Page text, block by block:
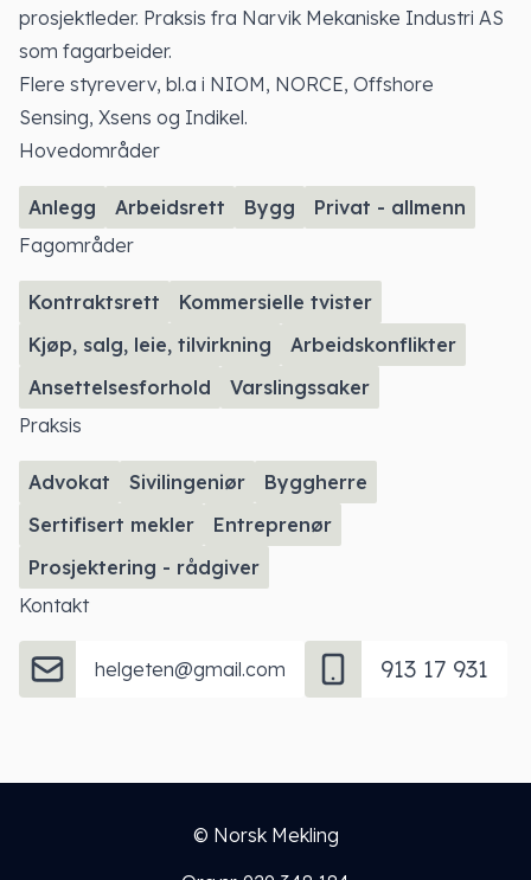
prosjektleder. Praksis fra Narvik Mekaniske Industri AS
som fagarbeider.
Flere styreverv, bl.a i NIOM, NORCE, Offshore
Sensing, Xsens og Indikel.
Hovedområder
Anlegg Arbeidsrett Bygg
Privat - allmenn
Fagområder
Kontraktsrett
Kommersielle tvister
Kjøp, salg, leie, tilvirkning
Arbeidskonflikter
Ansettelsesforhold
Varslingssaker
Praksis
Advokat Sivilingeniør
Byggherre
Sertifisert mekler
Entreprenør
Prosjektering - rådgiver
Kontakt
helgeten@gmail.com 913 17 931
© Norsk Mekling